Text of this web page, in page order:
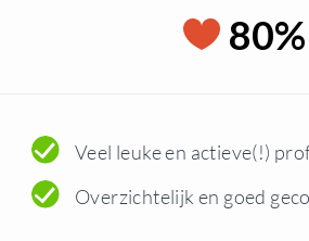
80%
Veel leuke en actieve(!)
Overzichtelijk en goed